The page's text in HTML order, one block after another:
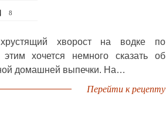
8
хворост на водке по
хочется немного сказать об
домашней выпечки. На…
Перейти к рецепту